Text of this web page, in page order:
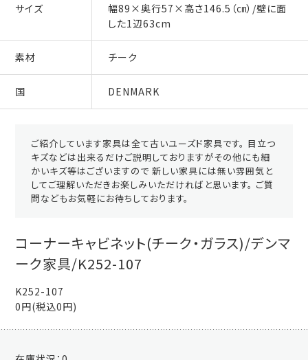
サイズ
幅89×奥行57×高さ146.5（㎝）/壁に面
した1辺63cm
素材 チーク
国 DENMARK
ご紹介しています家具は全て古いユーズド家具です。 目立つ
キズなどは出来るだけご説明しておりますがその他にも細
かいキズ等はございますので 新しい家具には無い雰囲気と
してご理解いただきお楽しみいただければと思います。 ご質
問などもお気軽にお待ちしております。
コーナーキャビネット(チーク・ガラス)/デンマ
ーク家具/K252-107
K252-107
0円(税込0円)